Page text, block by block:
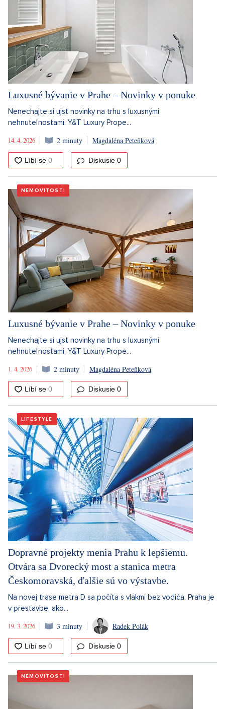
Luxusné bývanie v Prahe – Novinky v ponuke
Nenechajte si ujsť novinky na trhu s luxusnými
nehnuteľnosťami. Y&T Luxury Prope...
14. 4. 2026
2 minuty Magdaléna Peteňková
Diskusie 0
NEMOVITOSTI
Luxusné bývanie v Prahe – Novinky v ponuke
Nenechajte si ujsť novinky na trhu s luxusnými
nehnuteľnosťami. Y&T Luxury Prope...
1. 4. 2026
2 minuty Magdaléna Peteňková
Diskusie 0
LIFESTYLE
Dopravné projekty menia Prahu k lepšiemu.
Otvára sa Dvorecký most a stanica metra
Českomoravská, ďalšie sú vo výstavbe.
Na novej trase metra D sa počíta s vlakmi bez vodiča. Praha je
v prestavbe, ako...
19. 3. 2026
3 minuty Radek Polák
Diskusie 0
NEMOVITOSTI